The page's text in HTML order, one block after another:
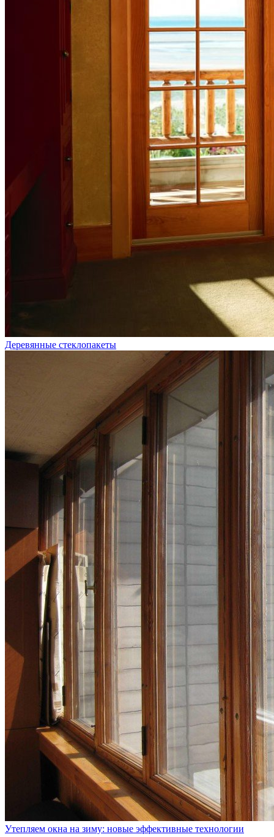
Деревянные стеклопакеты
Утепляем окна на зиму: новые эффективные технологии